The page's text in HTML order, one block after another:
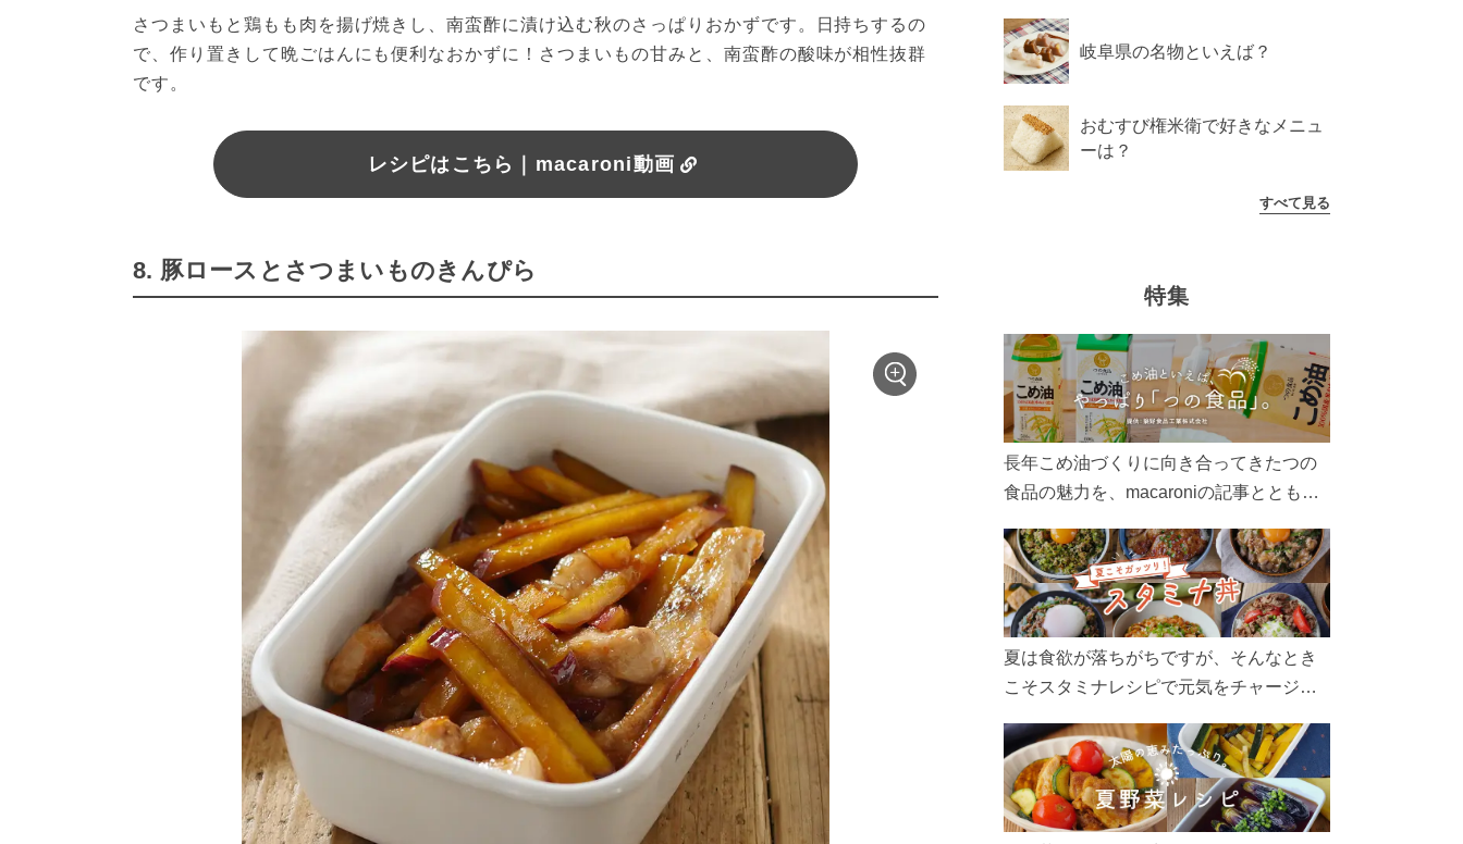
さつまいもと鶏もも肉を揚げ焼きし、南蛮酢に漬け込む秋のさっぱりおかずです。日持ちするの
で、作り置きして晩ごはんにも便利なおかずに！さつまいもの甘みと、南蛮酢の酸味が相性抜群
です。
レシピはこちら｜macaroni動画
8. 豚ロースとさつまいものきんぴら
岐阜県の名物といえば？
おむすび権米衛で好きなメニュ
ーは？
すべて見る
特集
長年こめ油づくりに向き合ってきたつの
食品の魅力を、macaroniの記事とともに
ん、製造現場や品質へのこだわりまで。
こめ油をもっと好きになるコンテンツを
ぜひお楽しみください。
夏は食欲が落ちがちですが、そんなとき
こそスタミナレシピで元気をチャージ！
リ食べて、夏バテを吹き飛ばしましょ
う！